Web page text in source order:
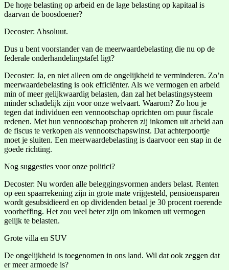
De hoge belasting op arbeid en de lage belasting op kapitaal is
daarvan de boosdoener?
Decoster: Absoluut.
Dus u bent voorstander van de meerwaardebelasting die nu op de
federale onderhandelingstafel ligt?
Decoster: Ja, en niet alleen om de ongelijkheid te verminderen. Zo’n
meerwaardebelasting is ook efficiënter. Als we vermogen en arbeid
min of meer gelijkwaardig belasten, dan zal het belastingsysteem
minder schadelijk zijn voor onze welvaart. Waarom? Zo hou je
tegen dat individuen een vennootschap oprichten om puur fiscale
redenen. Met hun vennootschap proberen zij inkomen uit arbeid aan
de fiscus te verkopen als vennootschapswinst. Dat achterpoortje
moet je sluiten. Een meerwaardebelasting is daarvoor een stap in de
goede richting.
Nog suggesties voor onze politici?
Decoster: Nu worden alle beleggingsvormen anders belast. Renten
op een spaarrekening zijn in grote mate vrijgesteld, pensioensparen
wordt gesubsidieerd en op dividenden betaal je 30 procent roerende
voorheffing. Het zou veel beter zijn om inkomen uit vermogen
gelijk te belasten.
Grote villa en SUV
De ongelijkheid is toegenomen in ons land. Wil dat ook zeggen dat
er meer armoede is?